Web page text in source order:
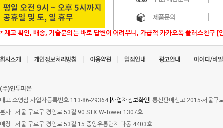
* 재고 확인, 배송, 기술문의는 바로 답변이 어려우니, 가급적 카카오톡 플러스친구 [
(주)인투피온
대표:소영삼 사업자등록번호:113-86-29364 [사업자정보확인] 통신판매신고:2015-서울구
본사 : 서울 구로구 경인로 53길 90 STX W-Tower 1307호
매장 : 서울 구로구 경인로 53길 15 중앙유통단지 다동 4403호